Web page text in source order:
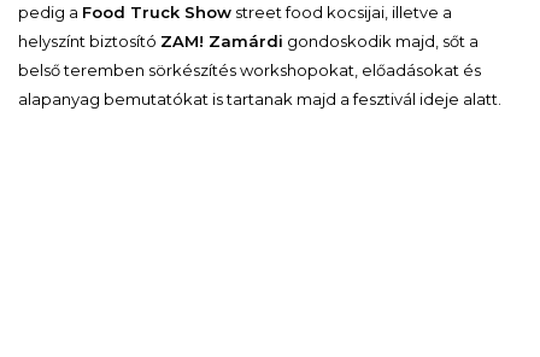
pedig a Food Truck Show street food kocsijai, illetve a
helyszínt biztosító ZAM! Zamárdi gondoskodik majd, sőt a
belső teremben sörkészítés workshopokat, előadásokat és
alapanyag bemutatókat is tartanak majd a fesztivál ideje alatt.